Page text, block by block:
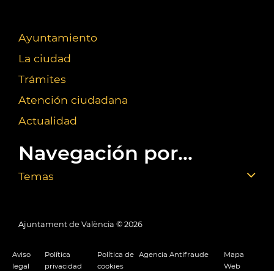
Ayuntamiento
La ciudad
Trámites
Atención ciudadana
Actualidad
Navegación por...
Temas
Ajuntament de València © 2026
Aviso
legal
Política
privacidad
Política de
cookies
Agencia Antifraude
Mapa
Web